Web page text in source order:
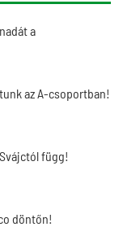
a
az A-csoportban!
függ!
döntőn!